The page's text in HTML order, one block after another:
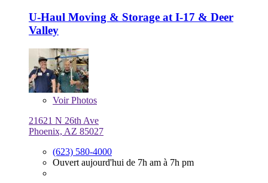
U-Haul Moving & Storage at I-17 & Deer
Valley
VoirPhotos
21621 N 26th Ave
Phoenix, AZ 85027
(623) 580-4000
Ouvert aujourd'hui de 7h am à 7h pm